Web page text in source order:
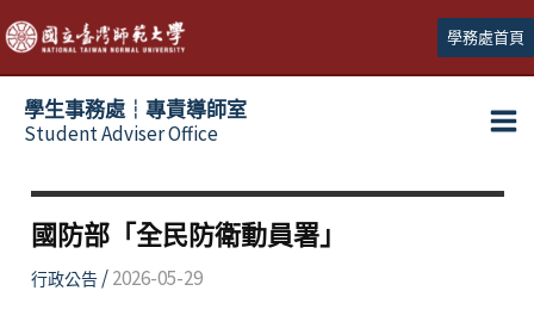
跳
至
主
學務處首頁
學生事務處┆專責導師室
Student Adviser Office
國防部「全民防衛動員署」
行政公告/2026-05-29